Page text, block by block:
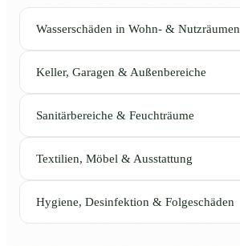
Wasserschäden in Wohn- & Nutzräumen
Keller, Garagen & Außenbereiche
Sanitärbereiche & Feuchträume
Textilien, Möbel & Ausstattung
Hygiene, Desinfektion & Folgeschäden